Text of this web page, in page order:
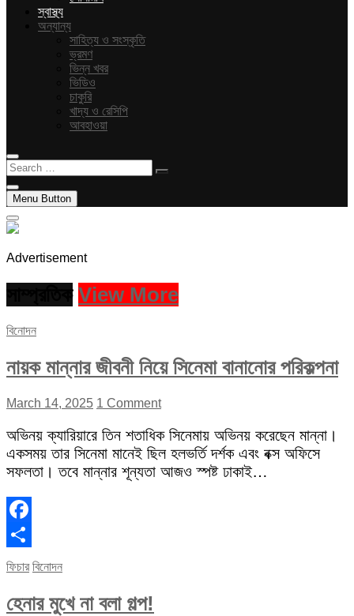
স্বাস্থ্য
অন্যান্য
সাহিত্য ও সংস্কৃতি
ভ্রমণ
ভিন্ন খবর
ভিডিও
চাকুরি
খাদ্য ও রেসিপি
আবহাওয়া
Search
…
Menu Button
Advertisement
View More
বিনোদন
নায়ক মান্নার জীবনী নিয়ে সিনেমা বানানোর পরিকল্পনা
March 14, 2025 1 Comment
অভিনয় ক্যারিয়ারে তিন শতাধিক সিনেমায় অভিনয় করেছেন মান্না।
একসময় তার সিনেমা মানেই ছিল হলভর্তি দর্শক এবং বক্স অফিসে
সফলতা। তবে মান্নার শূন্যতা আজও স্পষ্ট ঢাকাই…
Facebook
Share
ফিচার বিনোদন
হেনার মুখে না বলা গল্প!